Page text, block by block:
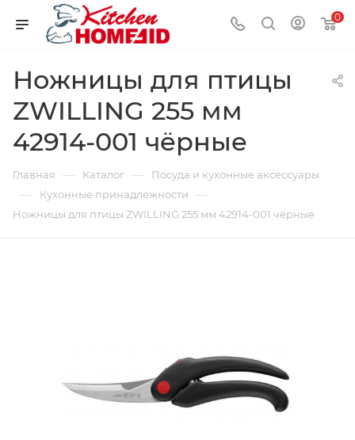
0
Ножницы для птицы
ZWILLING 255 мм
42914-001 чёрные
Главная — Каталог — Посуда и кухонные аксессуары
— Кухонные принадлежности —
Ножницы для птицы ZWILLING 255 мм 42914-001 чёрные